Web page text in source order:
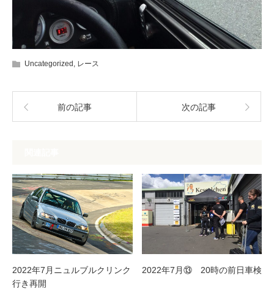
Uncategorized , レース
前の記事 次の記事
2022年7月ニュルブルクリンク
行き再開
2022年7月⑬ 20時の前日車検